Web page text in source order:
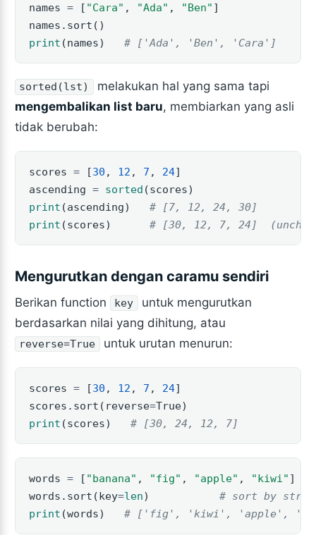
names = [ "Cara" , "Ada" , "Ben" ]
names.sort()
print (names) # ['Ada', 'Ben', 'Cara']
sorted(lst)
melakukan hal yang sama tapi
mengembalikan list baru, membiarkan yang asli
tidak berubah:
scores = [30 , 12 , 7 , 24]
ascending = sorted (scores)
print (ascending) # [7, 12, 24, 30]
print (scores) # [30, 12, 7, 24]
Mengurutkan dengan caramu sendiri
Berikan function key
untuk mengurutkan
berdasarkan nilai yang dihitung, atau
reverse=True untuk urutan menurun:
scores = [30 , 12 , 7 , 24]
scores.sort(reverse=True)
print (scores) # [30, 24, 12, 7]
words = [ "banana" , "fig" , "apple" , "kiwi" ]
words.sort(key=len) # sort by
print (words) # ['fig', 'kiwi', 'apple',